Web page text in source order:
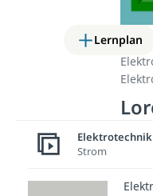
Lernplan
Strom